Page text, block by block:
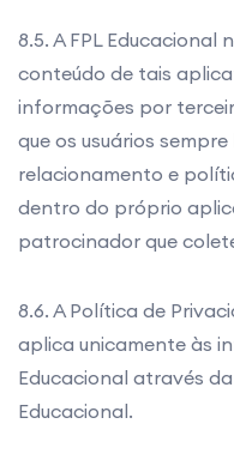
8.5. A FPL
conteúdo de tais
informações por
que os usuários
relacionamento e
dentro do próprio
patrocinador que
8.6. A Política de
aplica unicamente às
Educacional através
Educacional.